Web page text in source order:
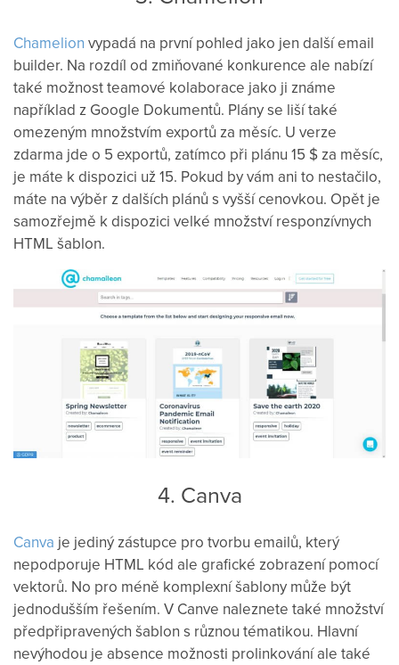
Chamelion vypadá na první pohled jako jen další email
builder. Na rozdíl od zmiňované konkurence ale nabízí
také možnost teamové kolaborace jako ji známe
například z Google Dokumentů. Plány se liší také
omezeným množstvím exportů za měsíc. U verze
zdarma jde o 5 exportů, zatímco při plánu 15 $ za měsíc,
je máte k dispozici už 15. Pokud by vám ani to nestačilo,
máte na výběr z dalších plánů s vyšší cenovkou. Opět je
samozřejmě k dispozici velké množství responzívnych
HTML šablon.
4. Canva
Canva je jediný zástupce pro tvorbu emailů, který
nepodporuje HTML kód ale grafické zobrazení pomocí
vektorů. No pro méně komplexní šablony může být
jednodušším řešením. V Canve naleznete také množství
předpřipravených šablon s různou tématikou. Hlavní
nevýhodou je absence možnosti prolinkování ale také